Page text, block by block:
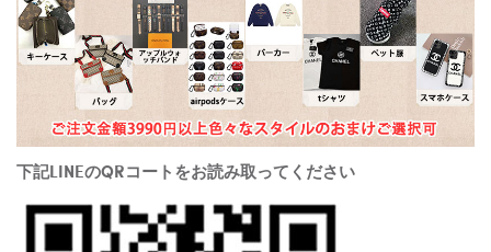
下記LINEのQRコートをお読み取ってください